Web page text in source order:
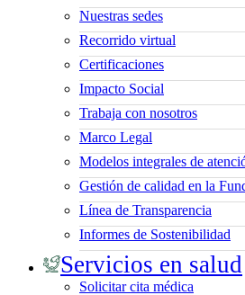
Nuestras sedes
Recorrido virtual
Certificaciones
Impacto Social
Trabaja con nosotros
Marco Legal
Modelos integrales de
Gestión de calidad en la
Línea de Transparencia
Informes de Sostenibilidad
Servicios en salud
Solicitar cita médica